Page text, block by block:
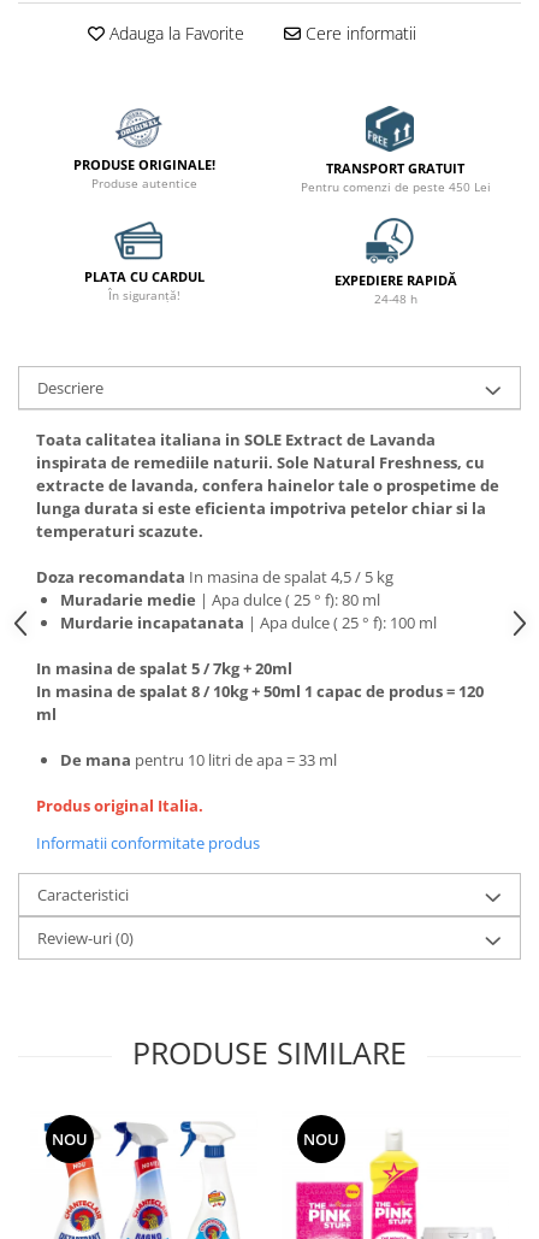
Adauga la Favorite Cere informatii
PRODUSE ORIGINALE!
Produse autentice
TRANSPORT GRATUIT
Pentru comenzi de peste 450 Lei
PLATA CU CARDUL
În siguranță!
EXPEDIERE RAPIDĂ
24-48 h
Descriere
Toata calitatea italiana in SOLE Extract de Lavanda
inspirata de remediile naturii. Sole Natural Freshness, cu
extracte de lavanda, confera hainelor tale o prospetime de
lunga durata si este eficienta impotriva petelor chiar si la
temperaturi scazute.
Doza recomandata In masina de spalat 4,5 / 5 kg
Muradarie medie | Apa dulce ( 25 ° f): 80 ml
Murdarie incapatanata | Apa dulce ( 25 ° f): 100 ml
In masina de spalat 5 / 7kg + 20ml
In masina de spalat 8 / 10kg + 50ml 1 capac de produs = 120
ml
De mana pentru 10 litri de apa = 33 ml
Produs original Italia.
Informatii conformitate produs
Caracteristici
Review-uri(0)
PRODUSE SIMILARE
NOU NOU